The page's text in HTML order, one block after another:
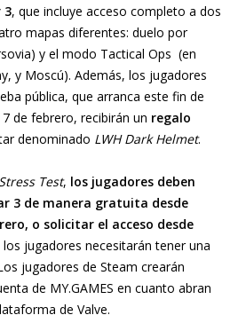
3, que incluye acceso completo a dos
mapas diferentes: duelo por
y el modo Tactical Ops (en
y Moscú). Además, los jugadores
pública, que arranca este fin de
de febrero, recibirán un regalo
denominado LWH Dark Helmet.
Test, los jugadores deben
3 de manera gratuita desde
o solicitar el acceso desde
jugadores necesitarán tener una
jugadores de Steam crearán
de MY.GAMES en cuanto abran
de Valve.